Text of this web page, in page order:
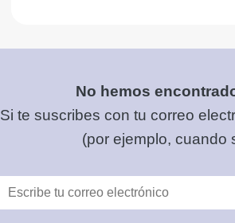
No hemos
Si te suscribes con tu correo
(por ejemplo, cuando